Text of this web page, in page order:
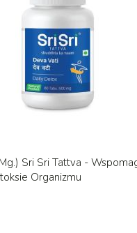
Sri Sri Tattva -
Organizmu